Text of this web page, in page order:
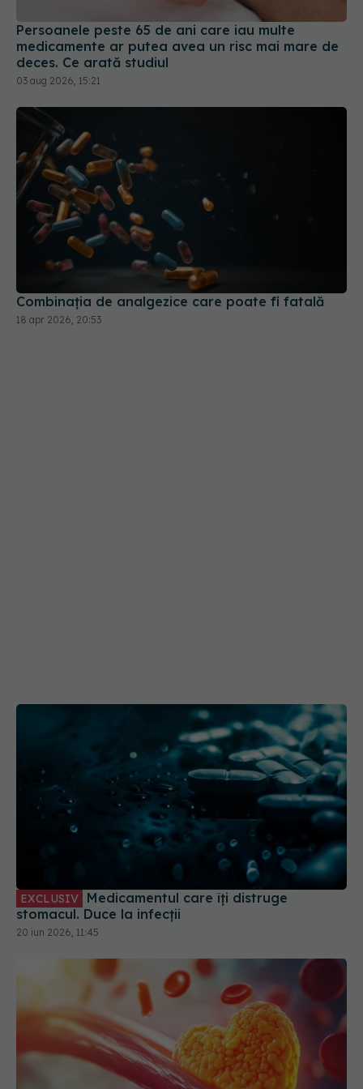
Persoanele peste 65 de ani care iau multe
medicamente ar putea avea un risc mai mare de
deces. Ce arată studiul
03 aug 2026, 15:21
Combinația de analgezice care poate fi fatală
18 apr 2026, 20:53
EXCLUSIV
stomacul. Duce la infecții
20 iun 2026, 11:45